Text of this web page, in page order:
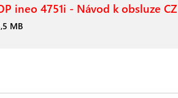
ineo 4751i - Návod k obsluze CZ
MB